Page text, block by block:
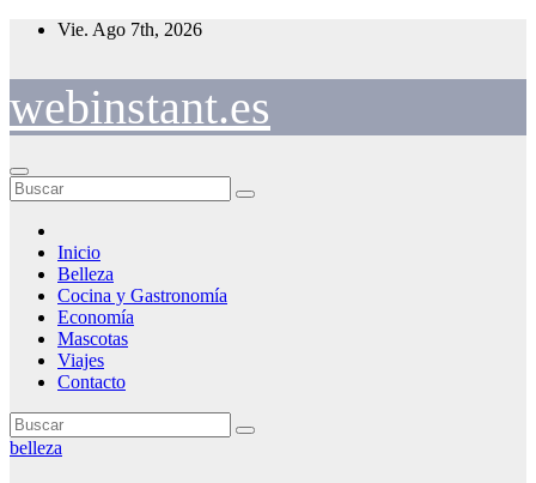
Saltar
Vie. Ago 7th, 2026
webinstant.es
Inicio
Belleza
Cocina y Gastronomía
Economía
Mascotas
Viajes
Contacto
belleza